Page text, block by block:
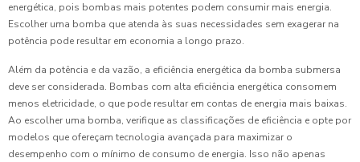
energética, pois bombas mais potentes podem consumir mais energia.
Escolher uma bomba que atenda às suas necessidades sem exagerar na
potência pode resultar em economia a longo prazo.
Além da potência e da vazão, a eficiência energética da bomba submersa
deve ser considerada. Bombas com alta eficiência energética consomem
menos eletricidade, o que pode resultar em contas de energia mais baixas.
Ao escolher uma bomba, verifique as classificações de eficiência e opte por
modelos que ofereçam tecnologia avançada para maximizar o
desempenho com o mínimo de consumo de energia. Isso não apenas